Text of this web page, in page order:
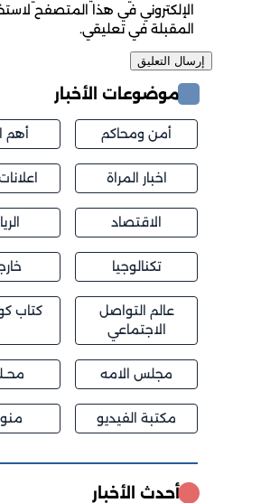
الإلكتروني في هذا المتصفح
المقبلة في تعليقي.
موضوعات الأخبار
أمن ومحاكم أهم
اخبار المراة
الاقتصاد
تكنالوجيا
عالم التواصل
الاجتماعي
كتاب
مجلس الامه
مكتبة الفيديو
أحدث الأخبار